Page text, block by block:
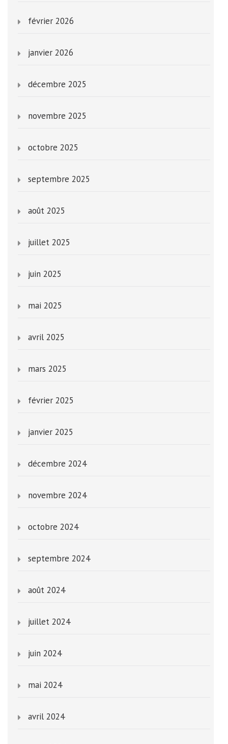
février 2026
janvier 2026
décembre 2025
novembre 2025
octobre 2025
septembre 2025
août 2025
juillet 2025
juin 2025
mai 2025
avril 2025
mars 2025
février 2025
janvier 2025
décembre 2024
novembre 2024
octobre 2024
septembre 2024
août 2024
juillet 2024
juin 2024
mai 2024
avril 2024